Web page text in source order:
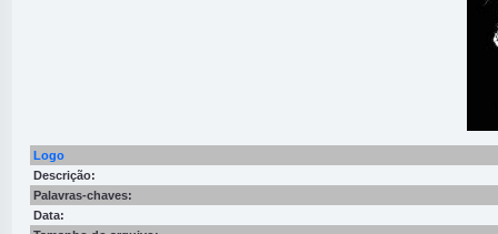
Logo
Descrição:
Palavras-chaves:
Data: